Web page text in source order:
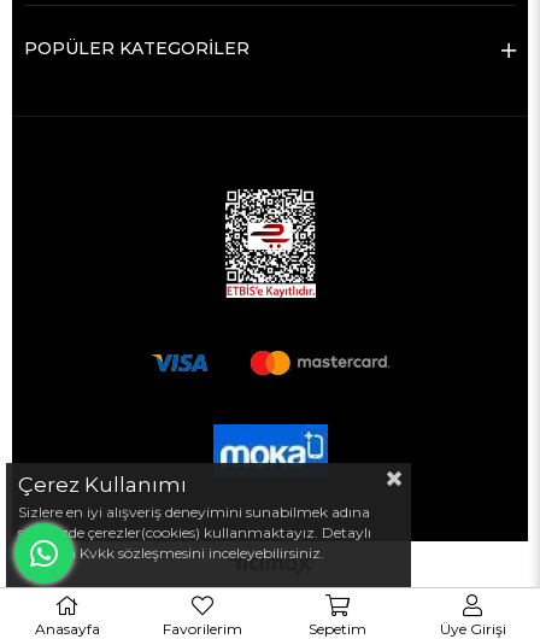
POPÜLER KATEGORİLER
Çerez Kullanımı
Sizlere en iyi alışveriş deneyimini sunabilmek adına
sitemizde çerezler(cookies) kullanmaktayız. Detaylı
bilgi için Kvkk sözleşmesini inceleyebilirsiniz.
Anasayfa Favorilerim Sepetim Üye Girişi